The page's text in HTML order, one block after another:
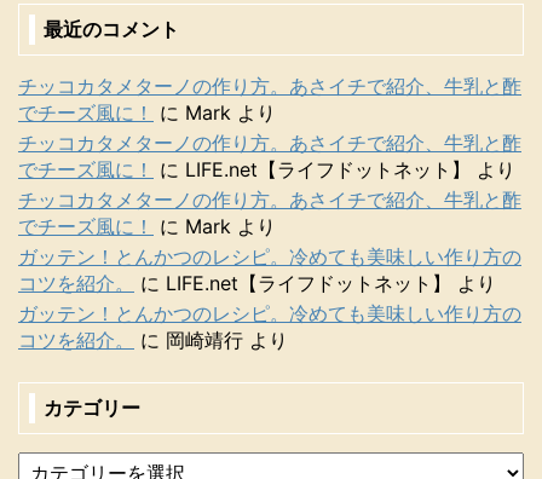
最近のコメント
チッコカタメターノの作り方。あさイチで紹介、牛乳と酢
でチーズ風に！
に Mark より
チッコカタメターノの作り方。あさイチで紹介、牛乳と酢
でチーズ風に！
に LIFE.net【ライフドットネット】
より
チッコカタメターノの作り方。あさイチで紹介、牛乳と酢
でチーズ風に！
に Mark より
ガッテン！とんかつのレシピ。冷めても美味しい作り方の
コツを紹介。
に LIFE.net【ライフドットネット】
より
ガッテン！とんかつのレシピ。冷めても美味しい作り方の
コツを紹介。
に 岡崎靖行 より
カテゴリー